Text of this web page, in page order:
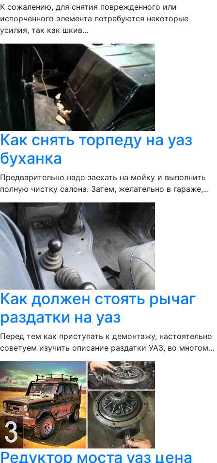
К сожалению, для снятия поврежденного или
испорченного элемента потребуются некоторые
усилия, так как шкив...
Как снять торпеду на уаз
буханка
Предварительно надо заехать на мойку и выполнить
полную чистку салона. Затем, желательно в гараже,...
Как должен стоять рычаг
раздатки на уаз
Перед тем как приступать к демонтажу, настоятельно
советуем изучить описание раздатки УАЗ, во многом...
Редуктор моста уаз цена